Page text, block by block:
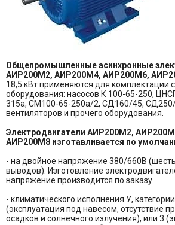
Общепромышленные асинхронные
АИР200М2, АИР200М4, АИР200М6,
18,5 кВт применяются для комплектации
оборудования: насосов К 100-65-250,
315а, СМ100-65-250а/2, СД160/45,
вентиляторов и прочего оборудования.
Электродвигатели АИР200М2,
АИР200М8 изготавливается по
- на двойное напряжение 380/660В
выводов). Изготовление
напряжение производится по заказу.
- климатического исполнения У,
(эксплуатация под навесом, отсутствие
осадков и солнечного излучения), или 3